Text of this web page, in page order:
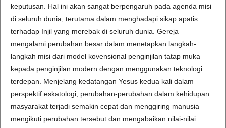
keputusan. Hal ini akan sangat berpengaruh pada agenda misi
di seluruh dunia, terutama dalam menghadapi sikap apatis
terhadap Injil yang merebak di seluruh dunia. Gereja
mengalami perubahan besar dalam menetapkan langkah-
langkah misi dari model kovensional penginjilan tatap muka
kepada penginjilan modern dengan menggunakan teknologi
terdepan. Menjelang kedatangan Yesus kedua kali dalam
perspektif eskatologi, perubahan-perubahan dalam kehidupan
masyarakat terjadi semakin cepat dan menggiring manusia
mengikuti perubahan tersebut dan mengabaikan nilai-nilai